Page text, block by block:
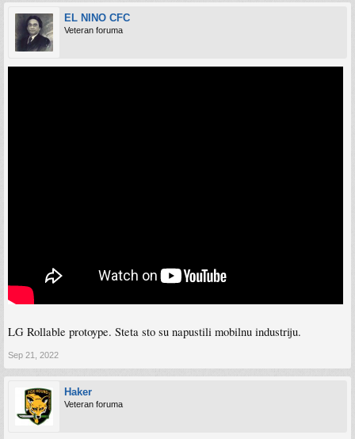
EL NINO CFC
Veteran foruma
LG Rollable protoype. Steta sto su napustili mobilnu industriju.
Sep 21, 2022
Haker
Veteran foruma